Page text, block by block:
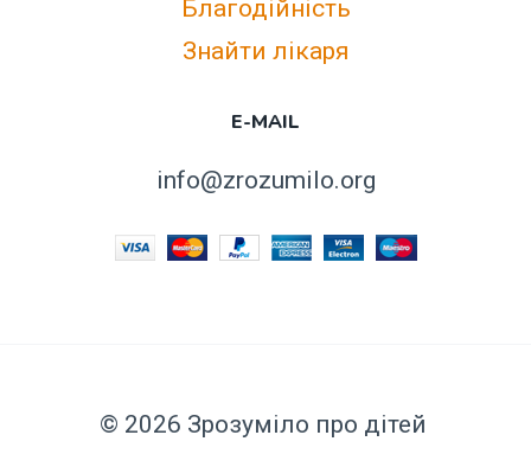
Благодійність
Знайти лікаря
E-MAIL
info@zrozumilo.org
© 2026 Зрозуміло про дітей